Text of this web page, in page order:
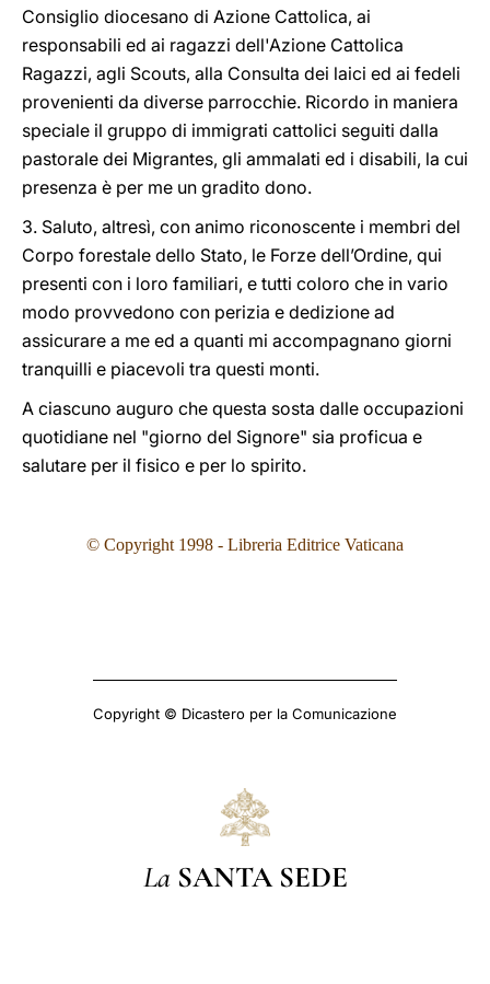
Consiglio diocesano di Azione Cattolica, ai
responsabili ed ai ragazzi dell'Azione Cattolica
Ragazzi, agli Scouts, alla Consulta dei laici ed ai fedeli
provenienti da diverse parrocchie. Ricordo in maniera
speciale il gruppo di immigrati cattolici seguiti dalla
pastorale dei Migrantes, gli ammalati ed i disabili, la cui
presenza è per me un gradito dono.
3. Saluto, altresì, con animo riconoscente i membri del
Corpo forestale dello Stato, le Forze dell’Ordine, qui
presenti con i loro familiari, e tutti coloro che in vario
modo provvedono con perizia e dedizione ad
assicurare a me ed a quanti mi accompagnano giorni
tranquilli e piacevoli tra questi monti.
A ciascuno auguro che questa sosta dalle occupazioni
quotidiane nel "giorno del Signore" sia proficua e
salutare per il fisico e per lo spirito.
© Copyright 1998 - Libreria Editrice Vaticana
Copyright © Dicastero per la Comunicazione
La SANTA SEDE